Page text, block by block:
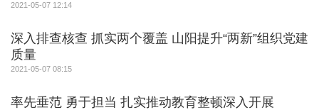
2021-05-07 12:14
深入排查核查 抓实两个覆盖 山阳提升“两新”组织党建
质量
2021-05-07 08:15
率先垂范 勇于担当 扎实推动教育整顿深入开展